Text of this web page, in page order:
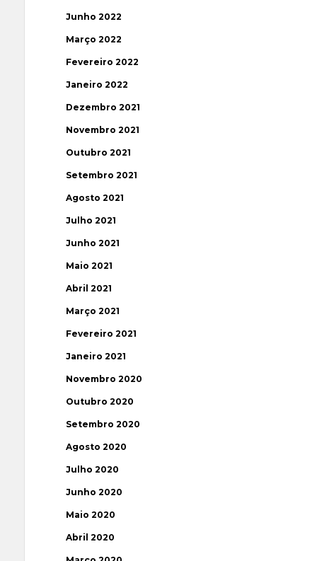
Junho 2022
Março 2022
Fevereiro 2022
Janeiro 2022
Dezembro 2021
Novembro 2021
Outubro 2021
Setembro 2021
Agosto 2021
Julho 2021
Junho 2021
Maio 2021
Abril 2021
Março 2021
Fevereiro 2021
Janeiro 2021
Novembro 2020
Outubro 2020
Setembro 2020
Agosto 2020
Julho 2020
Junho 2020
Maio 2020
Abril 2020